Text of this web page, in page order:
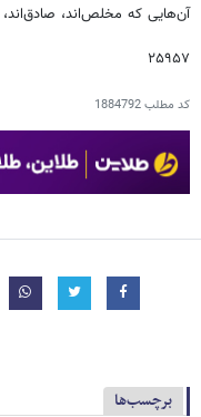
آن‌هایی که مخلص‌اند،
۲۵۹۵۷
کد مطلب1884792
برچسب‌ها